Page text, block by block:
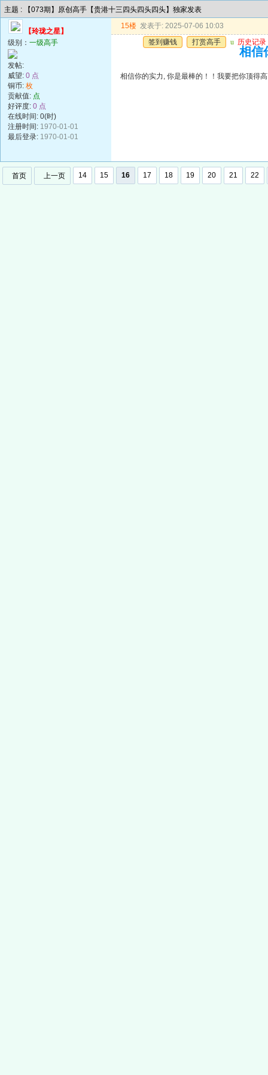
主题 : 【073期】原创高手【贵港十三四头四头四头】独家发表
【玲珑之星】
级别： 一级高手
发帖:
威望: 0 点
铜币: 枚
贡献值: 点
好评度: 0 点
在线时间: 0(时)
注册时间: 1970-01-01
最后登录: 1970-01-01
15楼 发表于: 2025-07-06 10:03
签到赚钱
打赏高手 u 历史记录
相信
相信你的实力, 你是最棒的！！我要把你顶得
首页 上一页 14 15 16 17 18 19 20 21 22